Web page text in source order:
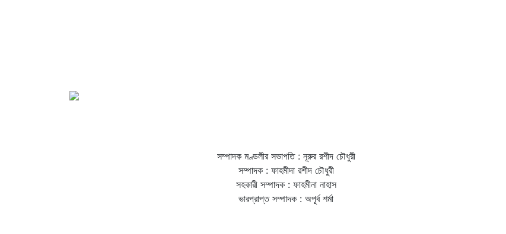
সম্পাদক মণ্ডলীর সভাপতি : নূরুর রশীদ চৌধুরী
সম্পাদক : ফাহমীদা রশীদ চৌধুরী
সহকারী সম্পাদক : ফাহমীনা নাহাস
ভারপ্রাপ্ত সম্পাদক : অপূর্ব শর্মা